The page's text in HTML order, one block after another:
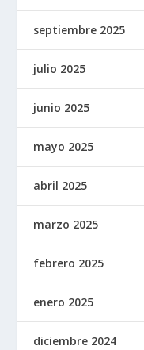
septiembre 2025
julio 2025
junio 2025
mayo 2025
abril 2025
marzo 2025
febrero 2025
enero 2025
diciembre 2024